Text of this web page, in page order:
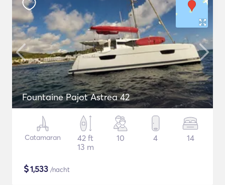
Fountaine Pajot Astrea 42
Catamaran
42 ft
13 m
10 4 14
$1,533 /nacht